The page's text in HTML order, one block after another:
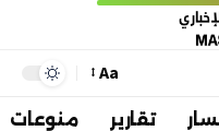
Aa
تقارير منوعات